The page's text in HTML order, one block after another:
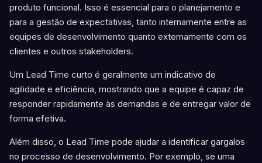
produto funcional. Isso é essencial para o planejamento e
para a gestão de expectativas, tanto internamente entre as
equipes de desenvolvimento quanto externamente com os
clientes e outros stakeholders.
Um Lead Time curto é geralmente um indicativo de
agilidade e eficiência, mostrando que a equipe é capaz de
responder rapidamente às demandas e de entregar valor de
forma efetiva.
Além disso, o Lead Time pode ajudar a identificar gargalos
no processo de desenvolvimento. Por exemplo, se uma